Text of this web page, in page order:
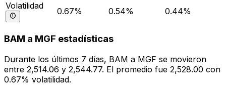
Volatilidad
0.67% 0.54% 0.44%
BAM a MGF estadísticas
Durante los últimos 7 días, BAM a MGF se movieron
entre 2,514.06 y 2,544.77. El promedio fue 2,528.00 con
0.67% volatilidad.